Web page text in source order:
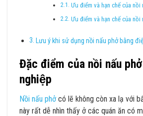
Ưu điểm và hạn chế của nồi
Ưu điểm và hạn chế của nồi
Lưu ý khi sử dụng nồi nấu phở bằng
Đặc điểm của nồi nấu
nghiệp
Nồi nấu phở có lẽ không còn xa lạ với
này rất dễ nhìn thấy ở các quán ăn có